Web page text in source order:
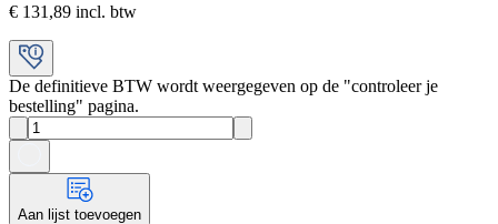
€ 131,89 incl. btw
De definitieve BTW wordt weergegeven op de "controleer je
bestelling" pagina.
Aan lijst toevoegen